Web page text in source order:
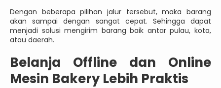
Dengan beberapa pilihan jalur tersebut, maka barang
akan sampai dengan sangat cepat. Sehingga dapat
menjadi solusi mengirim barang baik antar pulau, kota,
atau daerah.
Belanja Offline dan Online
Mesin Bakery Lebih Praktis